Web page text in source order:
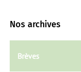
Nos archives
Brèves